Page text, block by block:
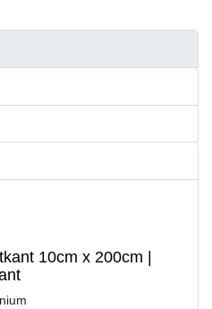
10cm x 200cm |